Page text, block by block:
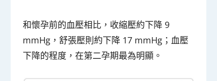
和懷孕前的血壓相比，收縮壓約下降 9
mmHg，舒張壓則約下降 17 mmHg；血壓
下降的程度，在第二孕期最為明顯。